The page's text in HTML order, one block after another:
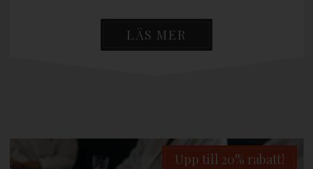
LÄS MER
Upp till 20% rabatt!